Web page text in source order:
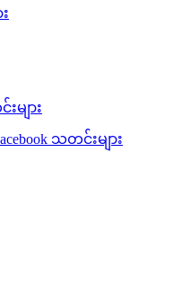
ျား
သတင်းများ